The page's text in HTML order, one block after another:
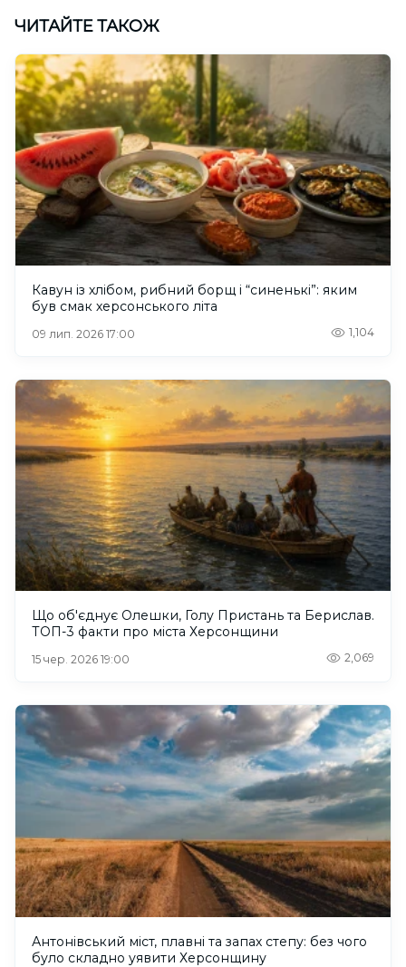
ЧИТАЙТЕ ТАКОЖ
Кавун із хлібом, рибний борщ і “синенькі”: яким
був смак херсонського літа
09 лип. 2026 17:00 1,104
Що об'єднує Олешки, Голу Пристань та Берислав.
ТОП-3 факти про міста Херсонщини
15 чер. 2026 19:00 2,069
Антонівський міст, плавні та запах степу: без чого
було складно уявити Херсонщину